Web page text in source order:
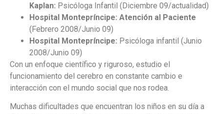
Kaplan: Psicóloga Infantil (Diciembre 09/actualidad)
Hospital Montepríncipe: Atención al Paciente
(Febrero 2008/Junio 09)
Hospital Montepríncipe: Psicóloga infantil (Junio
2008/Junio 09)
Con un enfoque científico y riguroso, estudio el
funcionamiento del cerebro en constante cambio e
interacción con el mundo social que nos rodea.
Muchas dificultades que encuentran los niños en su día a